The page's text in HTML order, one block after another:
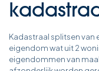
Kadastraal splitsen van
eigendom wat uit 2
eigendommen van